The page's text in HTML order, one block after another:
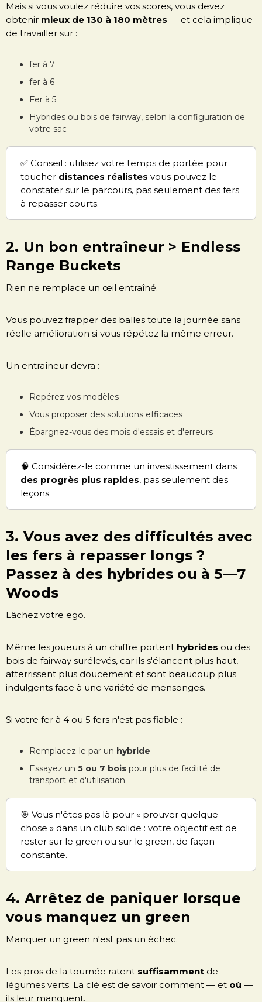
Mais si vous voulez réduire vos scores, vous devez
obtenir mieux de 130 à 180 mètres — et cela implique
de travailler sur :
fer à 7
fer à 6
Fer à 5
Hybrides ou bois de fairway, selon la configuration de
votre sac
✅ Conseil : utilisez votre temps de portée pour
toucher distances réalistes vous pouvez le
constater sur le parcours, pas seulement des fers
à repasser courts.
2. Un bon entraîneur > Endless
Range Buckets
Rien ne remplace un œil entraîné.
Vous pouvez frapper des balles toute la journée sans
réelle amélioration si vous répétez la même erreur.
Un entraîneur devra :
Repérez vos modèles
Vous proposer des solutions efficaces
Épargnez-vous des mois d'essais et d'erreurs
🧠 Considérez-le comme un investissement dans
des progrès plus rapides, pas seulement des
leçons.
3. Vous avez des difficultés avec
les fers à repasser longs ?
Passez à des hybrides ou à 5—7
Woods
Lâchez votre ego.
Même les joueurs à un chiffre portent hybrides ou des
bois de fairway surélevés, car ils s'élancent plus haut,
atterrissent plus doucement et sont beaucoup plus
indulgents face à une variété de mensonges.
Si votre fer à 4 ou 5 fers n'est pas fiable :
Remplacez-le par un hybride
Essayez un 5 ou 7 bois pour plus de facilité de
transport et d'utilisation
🎯 Vous n'êtes pas là pour « prouver quelque
chose » dans un club solide : votre objectif est de
rester sur le green ou sur le green, de façon
constante.
4. Arrêtez de paniquer lorsque
vous manquez un green
Manquer un green n'est pas un échec.
Les pros de la tournée ratent suffisamment de
légumes verts. La clé est de savoir comment — et où —
ils leur manquent.